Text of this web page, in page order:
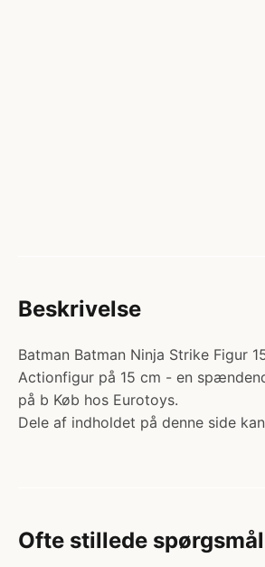
Beskrivelse
Batman Batman Ninja Strike Figur
Actionfigur på 15 cm - en
på b Køb hos Eurotoys.
Dele af indholdet på denne side
Ofte stillede spørgsmål